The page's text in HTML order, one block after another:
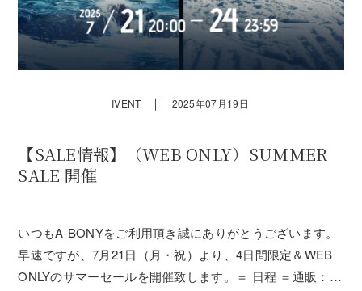
IVENT ｜ 2025年07月19日
【SALE情報】（WEB ONLY）SUMMER
SALE 開催
いつもA-BONYをご利用頂き誠にありがとうございます。
早速ですが、7月21日（月・祝）より、4日間限定＆WEB
ONLYのサマーセールを開催致します。＝ 日程 ＝通販：